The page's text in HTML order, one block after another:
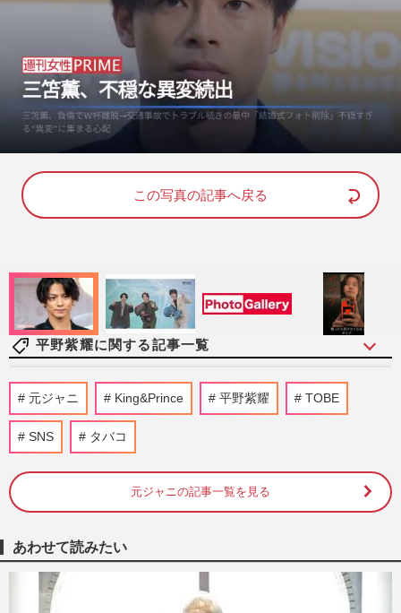
n
u
o
d
d
:
8
この写真の記事へ戻る
平野紫耀に関する記事一覧
『Number_i』神宮寺勇太・平野紫耀・岸
優太が“海外進出”の夢実現も、チケット価
格が大幅変更！世界規模の…
週刊女性PRIME
Number_i・平野紫耀、最新MVで披露し
た“ダサかわ”衝撃ビジュアルが「本当に別
『週刊女性』編集部
【独占入手】『Number_i』平野紫耀と岸
元ジャニ King&Prince 平野紫耀 TOBE
SNS タバコ
元ジャニの記事一覧を見る
あわせて読みたい